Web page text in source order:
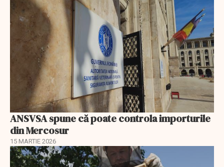
ANSVSA spune că poate controla importurile
din Mercosur
15 MARTIE 2026